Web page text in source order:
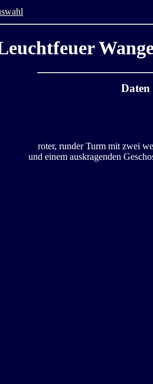
Daten
roter, runder Turm mit zwei
und einem auskragenden